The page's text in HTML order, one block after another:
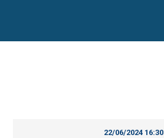
22/06/2024 16:30